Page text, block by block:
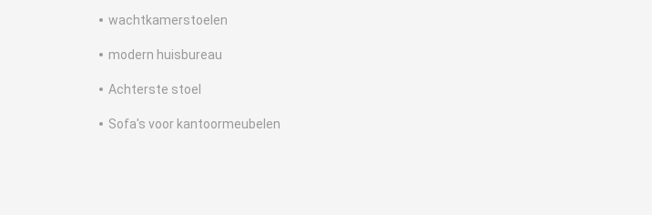
wachtkamerstoelen
modern huisbureau
Achterste stoel
Sofa's voor kantoormeubelen